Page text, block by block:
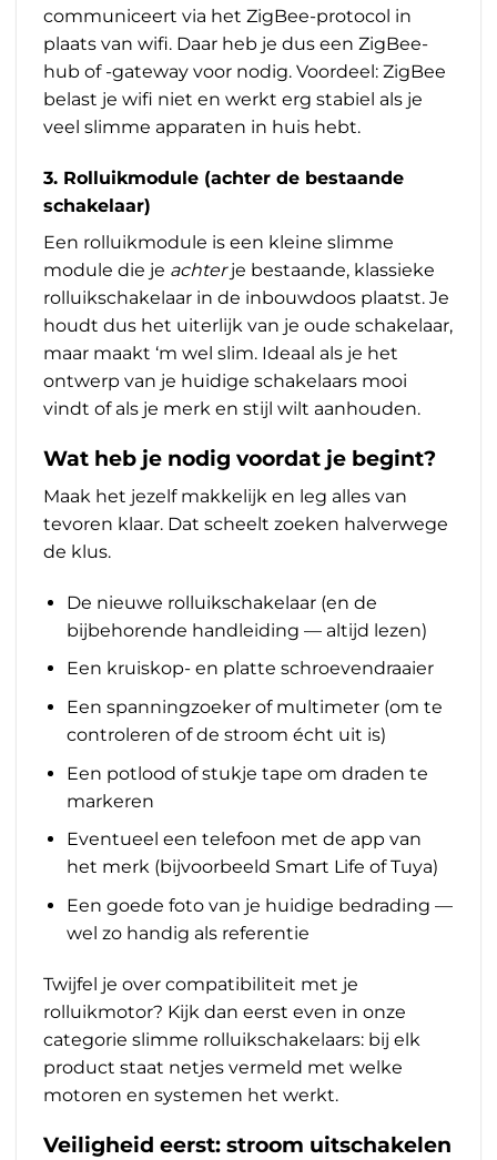
communiceert via het ZigBee-protocol in
plaats van wifi. Daar heb je dus een ZigBee-
hub of -gateway voor nodig. Voordeel: ZigBee
belast je wifi niet en werkt erg stabiel als je
veel slimme apparaten in huis hebt.
3. Rolluikmodule (achter de bestaande
schakelaar)
Een rolluikmodule is een kleine slimme
module die je achterje bestaande, klassieke
rolluikschakelaar in de inbouwdoos plaatst. Je
houdt dus het uiterlijk van je oude schakelaar,
maar maakt ‘m wel slim. Ideaal als je het
ontwerp van je huidige schakelaars mooi
vindt of als je merk en stijl wilt aanhouden.
Wat heb je nodig voordat je begint?
Maak het jezelf makkelijk en leg alles van
tevoren klaar. Dat scheelt zoeken halverwege
de klus.
De nieuwe rolluikschakelaar (en de
bijbehorende handleiding — altijd lezen)
Een kruiskop- en platte schroevendraaier
Een spanningzoeker of multimeter (om te
controleren of de stroom écht uit is)
Een potlood of stukje tape om draden te
markeren
Eventueel een telefoon met de app van
het merk (bijvoorbeeld Smart Life of Tuya)
Een goede foto van je huidige bedrading —
wel zo handig als referentie
Twijfel je over compatibiliteit met je
rolluikmotor? Kijk dan eerst even in onze
categorie slimme rolluikschakelaars: bij elk
product staat netjes vermeld met welke
motoren en systemen het werkt.
Veiligheid eerst: stroom uitschakelen